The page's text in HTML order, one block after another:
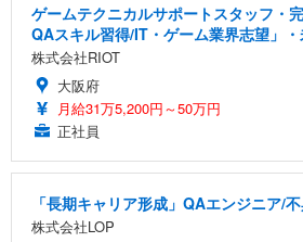
ゲームテクニカルサポートスタッフ・
QAスキル習得/IT・ゲーム業界志望」
株式会社RIOT
大阪府
月給31万5,200円～50万円
正社員
「長期キャリア形成」QAエンジニア/
株式会社LOP